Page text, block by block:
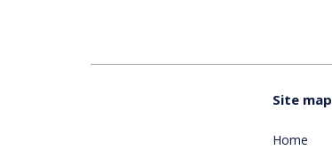
Site map
Home